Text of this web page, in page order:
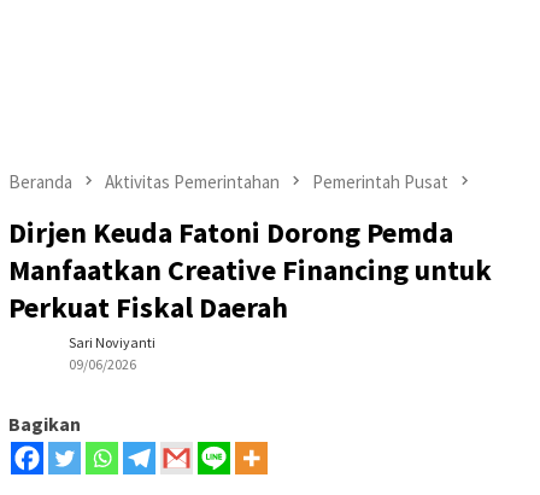
Beranda Aktivitas Pemerintahan Pemerintah Pusat
Dirjen Keuda Fatoni Dorong Pemda
Manfaatkan Creative Financing untuk
Perkuat Fiskal Daerah
Sari Noviyanti
09/06/2026
Bagikan